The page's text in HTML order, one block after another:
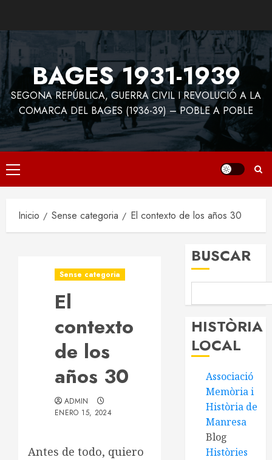
contenido
BAGES 1931-1939
SEGONA REPÚBLICA, GUERRA CIVIL I REVOLUCIÓ A LA
COMARCA DEL BAGES (1936-39) – POBLE A POBLE
Menú
principal
Inicio Sense categoria El contexto de los años 30
Sense categoria
El
contexto
de los
años 30
ADMIN
ENERO 15, 2024
Antes de todo, quiero
BUSCAR
HISTÒRIA
LOCAL
Associació
Memòria i
Història de
Manresa
Blog
Històries